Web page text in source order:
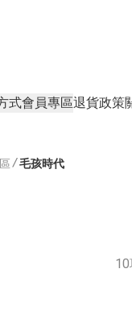
式會員專區退貨政策
/毛孩時代